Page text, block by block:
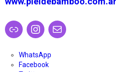
Enlace Instagram Correo electrónico
WhatsApp
Facebook